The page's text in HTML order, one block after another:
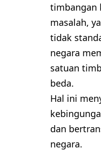
timbangan
masalah,
tidak
negara
satuan
beda.
Hal ini
dan
negara.